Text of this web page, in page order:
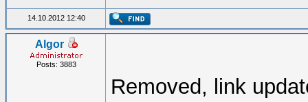
14.10.2012 12:40
Algor
Posts: 3883
Removed, link